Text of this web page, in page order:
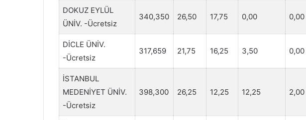
DOKUZ EYLÜL
ÜNİV. -Ücretsiz
340,350 26,50 17,75 0,00 0,00
DİCLE ÜNİV.
-Ücretsiz
317,659 21,75 16,25 3,50 0,00
İSTANBUL
MEDENİYET ÜNİV.
-Ücretsiz
398,300 26,25 12,25 12,25 2,00